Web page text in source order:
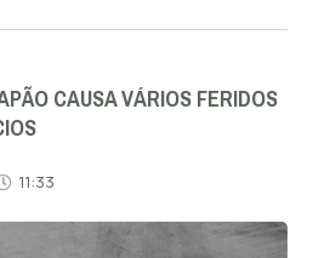
CAUSA VÁRIOS FERIDOS
11:33